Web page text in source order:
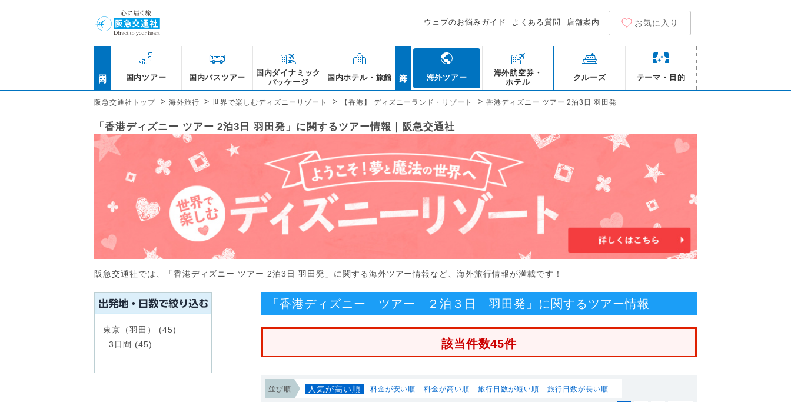
ウェブのお悩みガイド よくある質問 店舗案内 お気に入り
国内ツアー 国内バスツアー
国内ダイナミック
パッケージ
国内ホテル・旅館 海外ツアー
海外航空券・
ホテル
クルーズ テーマ・目的
阪急交通社トップ > 海外旅行 > 世界で楽しむディズニーリゾート > 【香港】 ディズニーランド・リゾート > 香港ディズニー ツアー 2泊3日 羽田発
「香港ディズニー ツアー 2泊3日 羽田発」に関するツアー情報｜阪急交通社
阪急交通社では、「香港ディズニー ツアー 2泊3日 羽田発」に関する海外ツアー情報など、海外旅行情報が満載です！
「香港ディズニー ツアー ２泊３日 羽田発」に関するツアー情報
該当件数45件
並び順 人気が高い順 料金が安い順 料金が高い順 旅行日数が短い順 旅行日数が長い順
東京（羽田） (45)
3日間 (45)